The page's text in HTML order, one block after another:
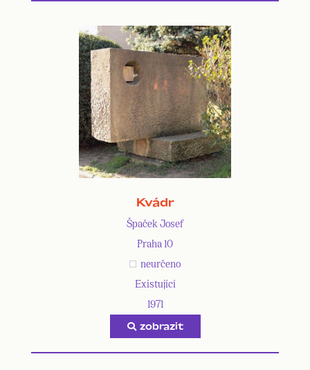
Kvádr
Špaček Josef
Praha 10
neurčeno
Existující
1971
zobrazit